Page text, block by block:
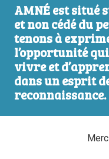
AMNÉ est
et non cédé du
tenons à
l’opportunité
vivre et
dans un esprit
reconnaissance.